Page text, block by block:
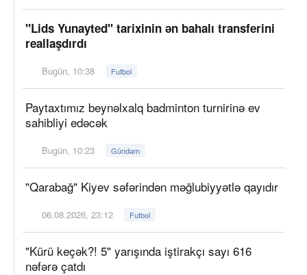
"Lids Yunayted" tarixinin ən bahalı transferini
reallaşdırdı
Bugün, 10:38 Futbol
Paytaxtımız beynəlxalq badminton turnirinə ev
sahibliyi edəcək
Bugün, 10:23 Gündəm
"Qarabağ" Kiyev səfərindən məğlubiyyətlə qayıdır
06.08.2026, 23:12 Futbol
"Kürü keçək?! 5" yarışında iştirakçı sayı 616
nəfərə çatdı